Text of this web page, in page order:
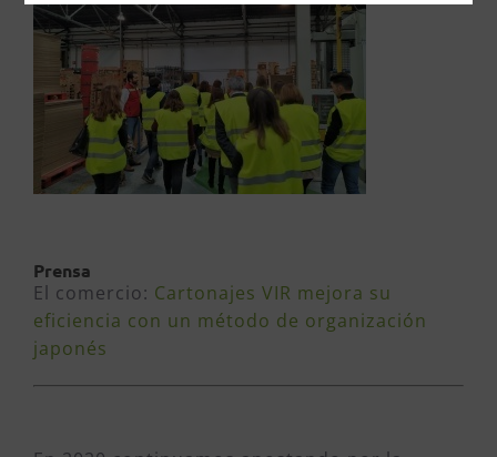
Prensa
El comercio: Cartonajes VIR mejora su
eficiencia con un método de organización
japonés